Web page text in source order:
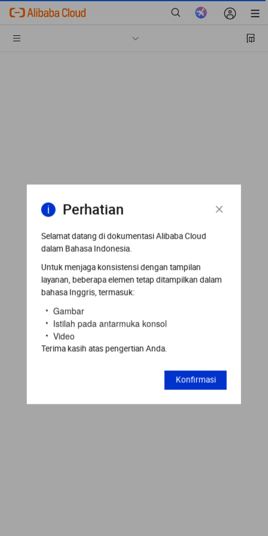
Perhatian
Selamat datang di dokumentasi Alibaba Cloud
dalam Bahasa Indonesia.
Untuk menjaga konsistensi dengan tampilan
layanan, beberapa elemen tetap ditampilkan dalam
bahasa Inggris, termasuk:
Gambar
Istilah pada antarmuka konsol
Video
Terima kasih atas pengertian Anda.
Konfirmasi